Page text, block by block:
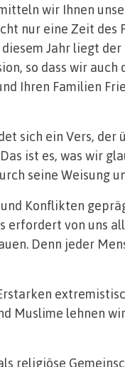
wir Ihnen
nur eine Zeit des
Jahr liegt
so dass wir
Ihren Familien
sich ein Vers,
ist es, was wir
seine Weisung
Konflikten
erfordert von uns
Denn jeder
Muslime lehnen
religiöse